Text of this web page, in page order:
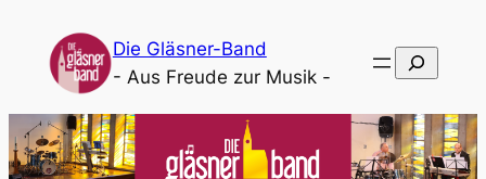
Die Gläsner-Band
- Aus Freude zur Musik -
Suchen